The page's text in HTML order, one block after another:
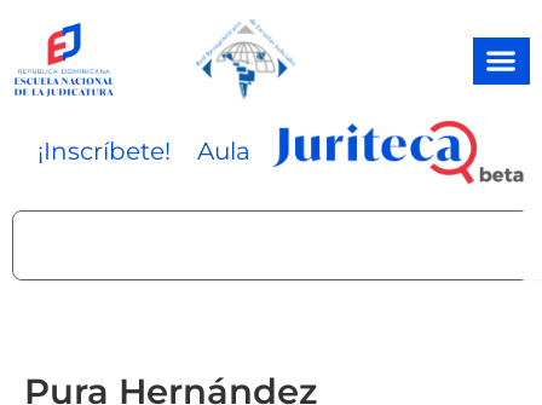
contenido
¡Inscríbete! Aula
Search
Pura Hernández